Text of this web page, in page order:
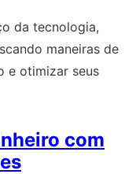
da tecnologia,
maneiras de
e otimizar seus
com